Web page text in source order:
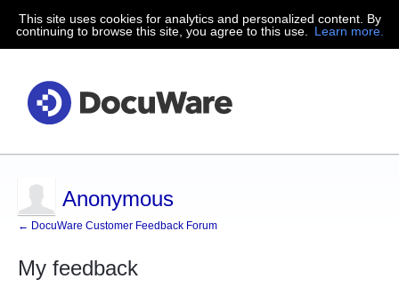
This site uses cookies for analytics and personalized content. By
continuing to browse this site, you agree to this use.
Learn more.
Anonymous
← DocuWare Customer Feedback Forum
My feedback